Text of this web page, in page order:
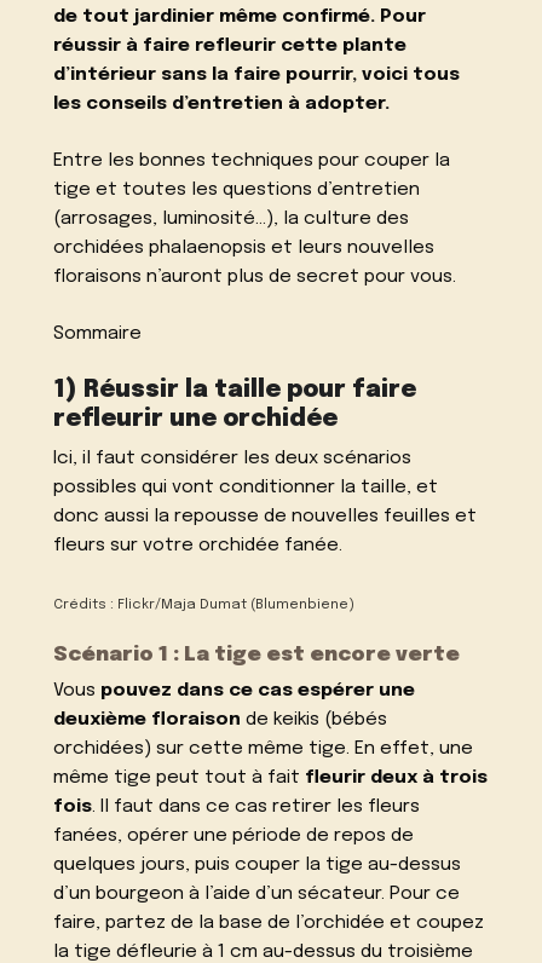
de tout jardinier même confirmé. Pour
réussir à faire refleurir cette plante
d’intérieur sans la faire pourrir, voici tous
les conseils d’entretien à adopter.
Entre les bonnes techniques pour couper la
tige et toutes les questions d’entretien
(arrosages, luminosité…), la culture des
orchidées phalaenopsis et leurs nouvelles
floraisons n’auront plus de secret pour vous.
Sommaire
1) Réussir la taille pour faire
refleurir une orchidée
Ici, il faut considérer les deux scénarios
possibles qui vont conditionner la taille, et
donc aussi la repousse de nouvelles feuilles et
fleurs sur votre orchidée fanée.
Crédits : Flickr/Maja Dumat (Blumenbiene)
Scénario 1 : La tige est encore verte
Vous pouvez dans ce cas espérer une
deuxième floraison de keikis (bébés
orchidées) sur cette même tige. En effet, une
même tige peut tout à fait fleurir deux à trois
fois. Il faut dans ce cas retirer les fleurs
fanées, opérer une période de repos de
quelques jours, puis couper la tige au-dessus
d’un bourgeon à l’aide d’un sécateur. Pour ce
faire, partez de la base de l’orchidée et coupez
la tige défleurie à 1 cm au-dessus du troisième